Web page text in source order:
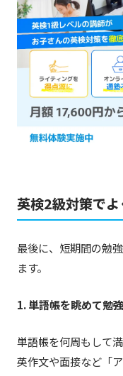
英検2級対策で
最後に、短期間の勉
ます。
1. 単語帳を眺めて勉
単語帳を何周もして
英作文や面接など「